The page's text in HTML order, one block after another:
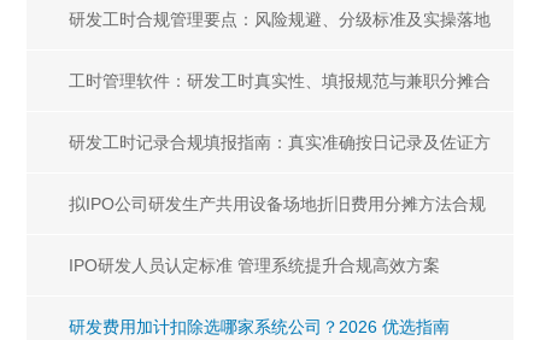
研发工时合规管理要点：风险规避、分级标准及实操落地
指南
工时管理软件：研发工时真实性、填报规范与兼职分摊合
规解析
研发工时记录合规填报指南：真实准确按日记录及佐证方
法
拟IPO公司研发生产共用设备场地折旧费用分摊方法合规
指南
IPO研发人员认定标准 管理系统提升合规高效方案
研发费用加计扣除选哪家系统公司？2026 优选指南